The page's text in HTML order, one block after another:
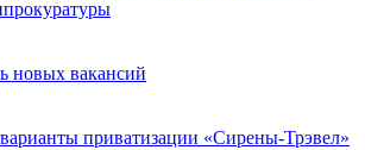
новых вакансий
приватизации «Сирены-Трэвел»